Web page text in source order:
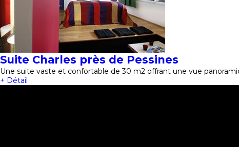
Suite Charles près de Pessines
Une suite vaste et confortable de 30 m2 offrant une vue
+ Détail